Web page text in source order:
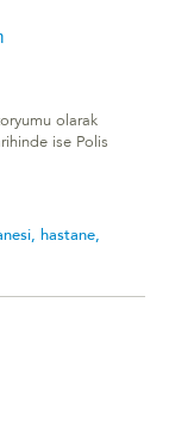
olarak
ise Polis
hastane,